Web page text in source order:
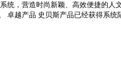
，营造时尚新颖、高效便捷的人
卓越产品 史贝斯产品已经获得系统